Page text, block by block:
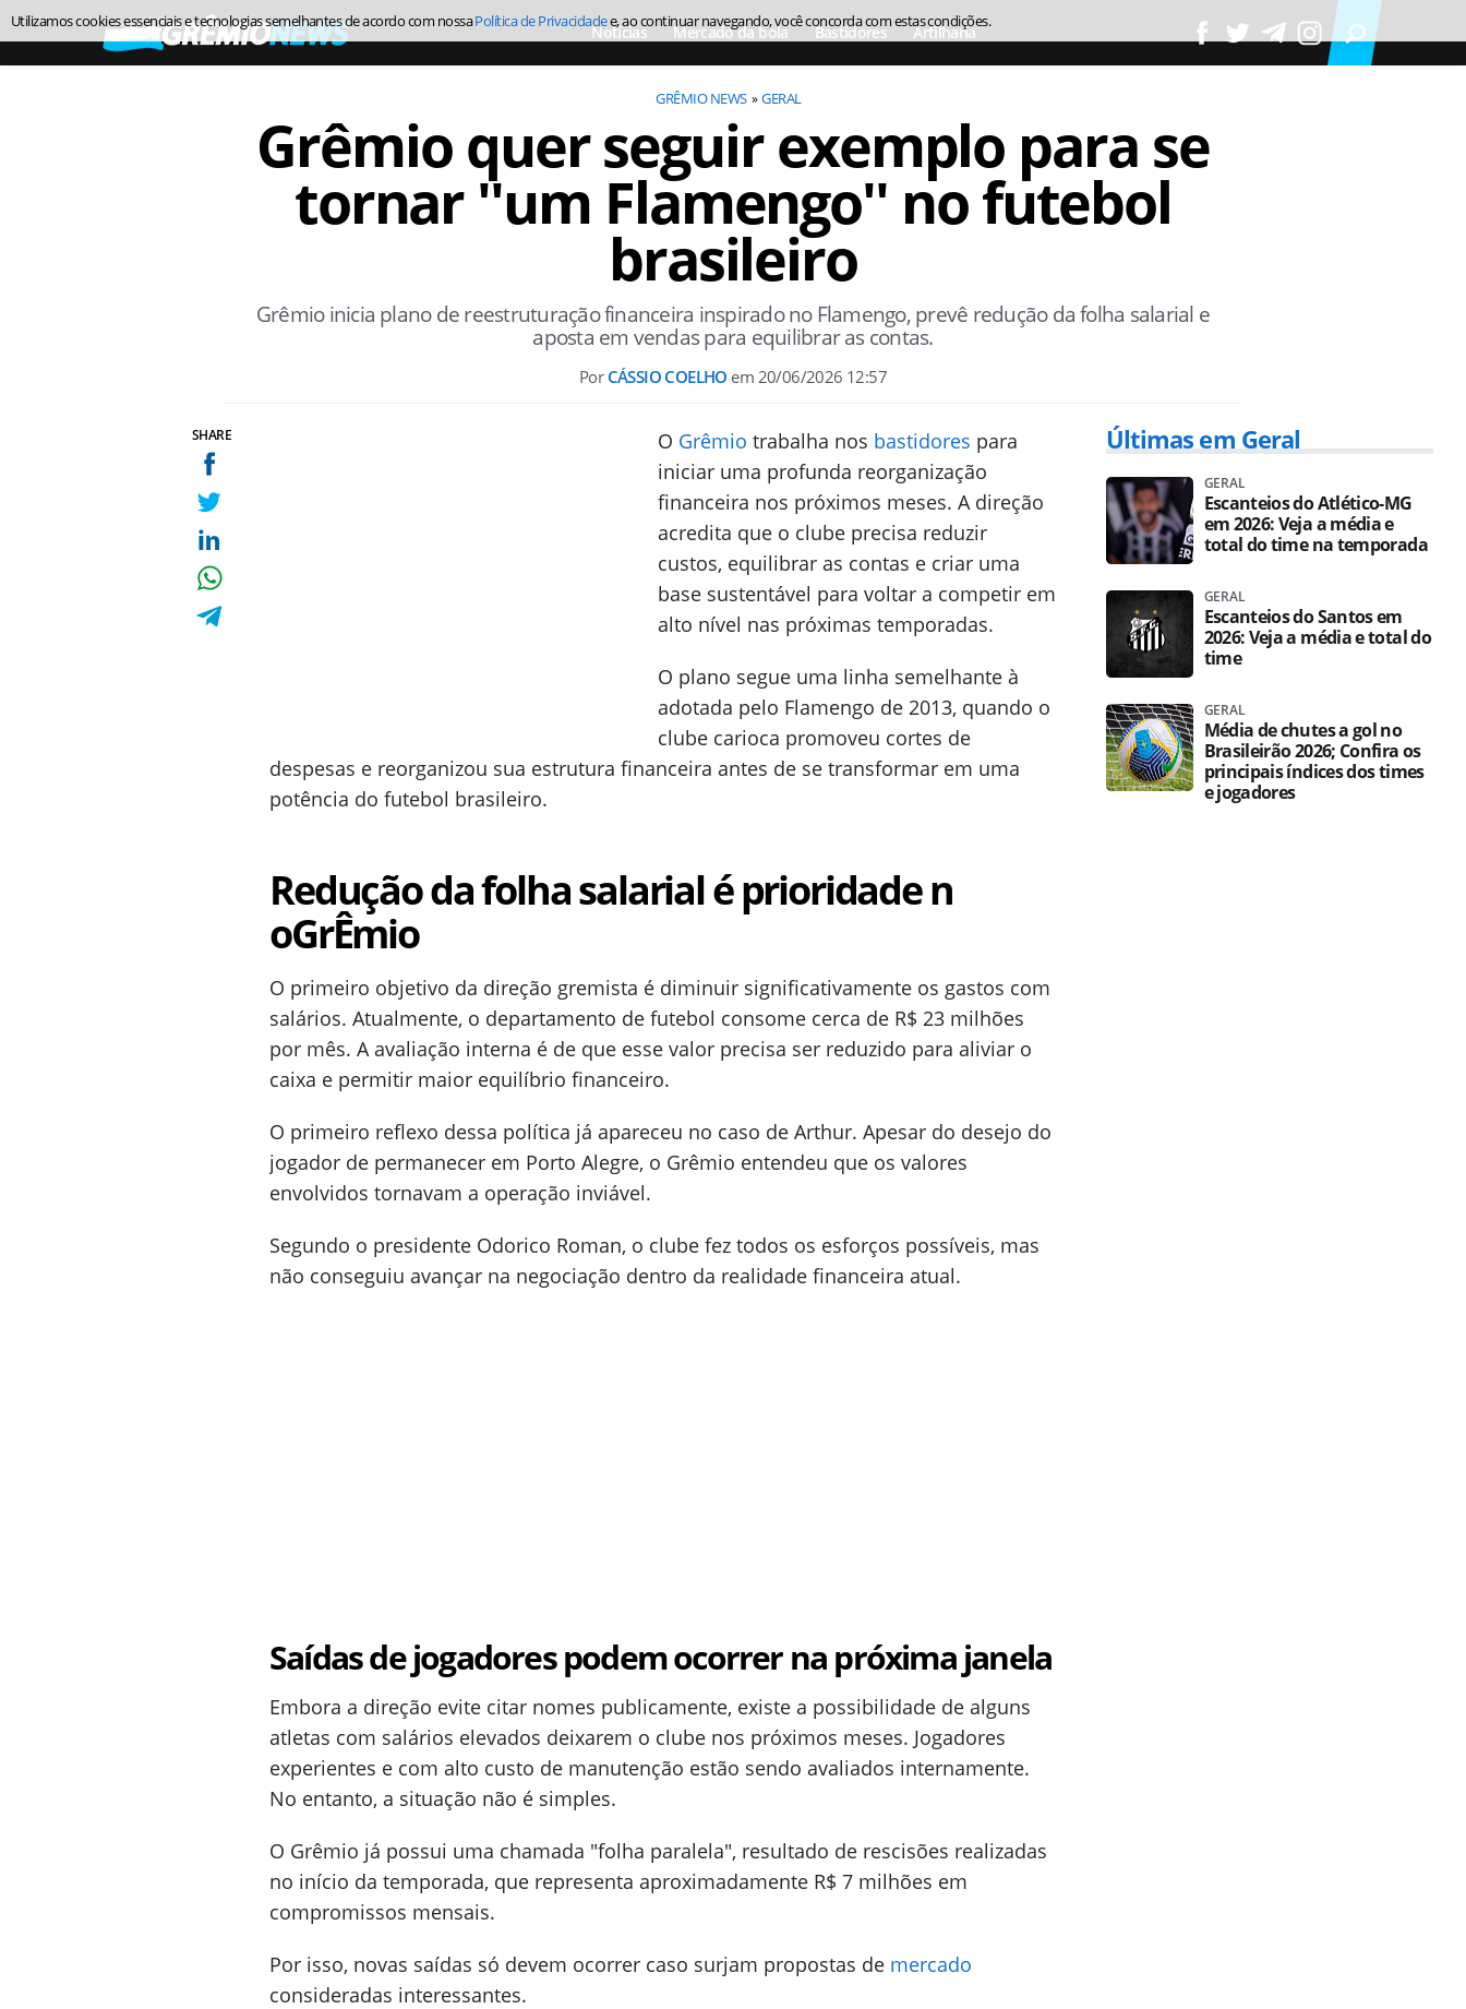
Notícias Mercado da bola Bastidores Artilharia
GRÊMIO NEWS GERAL
Grêmio quer seguir exemplo para se
tornar ''um Flamengo'' no futebol
brasileiro
Grêmio inicia plano de reestruturação financeira inspirado no Flamengo, prevê redução da folha salarial e
aposta em vendas para equilibrar as contas.
Por CÁSSIO COELHO em 20/06/2026 12:57
SHARE O Grêmio trabalha nos bastidores para
iniciar uma profunda reorganização
financeira nos próximos meses. A direção
acredita que o clube precisa reduzir
custos, equilibrar as contas e criar uma
base sustentável para voltar a competir em
alto nível nas próximas temporadas.
O plano segue uma linha semelhante à
adotada pelo Flamengo de 2013, quando o
clube carioca promoveu cortes de
despesas e reorganizou sua estrutura financeira antes de se transformar em uma
potência do futebol brasileiro.
Redução da folha salarial é prioridade n
oGrÊmio
O primeiro objetivo da direção gremista é diminuir significativamente os gastos com
salários. Atualmente, o departamento de futebol consome cerca de R$ 23 milhões
por mês. A avaliação interna é de que esse valor precisa ser reduzido para aliviar o
caixa e permitir maior equilíbrio financeiro.
O primeiro reflexo dessa política já apareceu no caso de Arthur. Apesar do desejo do
jogador de permanecer em Porto Alegre, o Grêmio entendeu que os valores
envolvidos tornavam a operação inviável.
Segundo o presidente Odorico Roman, o clube fez todos os esforços possíveis, mas
não conseguiu avançar na negociação dentro da realidade financeira atual.
Saídas de jogadores podem ocorrer na próxima janela
Embora a direção evite citar nomes publicamente, existe a possibilidade de alguns
atletas com salários elevados deixarem o clube nos próximos meses. Jogadores
experientes e com alto custo de manutenção estão sendo avaliados internamente.
No entanto, a situação não é simples.
O Grêmio já possui uma chamada "folha paralela", resultado de rescisões realizadas
no início da temporada, que representa aproximadamente R$ 7 milhões em
compromissos mensais.
Por isso, novas saídas só devem ocorrer caso surjam propostas de mercado
consideradas interessantes.
Últimas em Geral
GERAL
Escanteios do Atlético-MG
em 2026: Veja a média e
total do time na temporada
GERAL
Escanteios do Santos em
2026: Veja a média e total do
time
GERAL
Média de chutes a gol no
Brasileirão 2026; Confira os
principais índices dos times
e jogadores
Utilizamos cookies essenciais e tecnologias semelhantes de acordo com nossaPolítica de Privacidadee, ao continuar navegando, você concorda com estas condições.